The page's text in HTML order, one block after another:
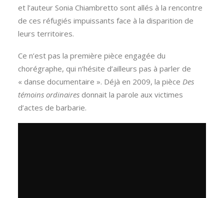
et l’auteur Sonia Chiambretto sont allés à la rencontre
de ces réfugiés impuissants face à la disparition de
leurs territoires.
Ce n’est pas la première pièce engagée du
chorégraphe, qui n’hésite d’ailleurs pas à parler de
« danse documentaire ». Déjà en 2009, la pièce Des
témoins ordinaires donnait la parole aux victimes
d’actes de barbarie.